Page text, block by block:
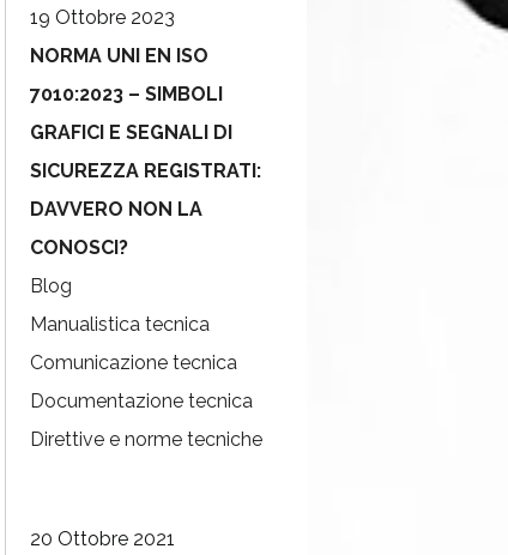
19 Ottobre 2023
NORMA UNI EN ISO
7010:2023 – SIMBOLI
GRAFICI E SEGNALI DI
SICUREZZA REGISTRATI:
DAVVERO NON LA
CONOSCI?
Blog
Manualistica tecnica
Comunicazione tecnica
Documentazione tecnica
Direttive e norme tecniche
20 Ottobre 2021